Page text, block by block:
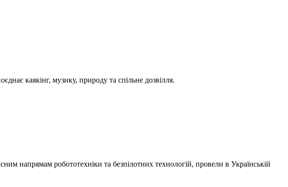
каякінг, музику, природу та спільне дозвілля.
напрямам робототехніки та безпілотних технологій, провели в Українській